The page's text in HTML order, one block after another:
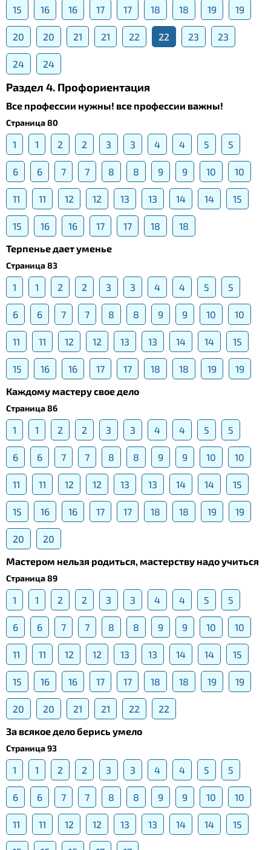
15 16 16 17 17 18 18 19 19
20 20 21 21 22 22 23 23
24 24
Раздел 4. Профориентация
Все профессии нужны! все профессии важны!
Страница 80
1 1 2 2 3 3 4 4 5 5
6 6 7 7 8 8 9 9 10 10
11 11 12 12 13 13 14 14 15
15 16 16 17 17 18
18
Терпенье дает уменье
Страница 83
1 1 2 2 3 3 4 4 5 5
6 6 7 7 8 8 9 9 10 10
11 11 12 12 13 13 14 14 15
15 16 16 17 17 18 18 19
19
Каждому мастеру свое дело
Страница 86
1 1 2 2 3 3 4 4 5 5
6 6 7 7 8 8 9 9 10 10
11 11 12 12 13 13 14 14 15
15 16 16 17 17 18 18 19 19
20
20
Мастером нельзя родиться, мастерству надо учиться
Страница 89
1 1 2 2 3 3 4 4 5 5
6 6 7 7 8 8 9 9 10 10
11 11 12 12 13 13 14 14 15
15 16 16 17 17 18 18 19 19
20 20 21 21 22
22
За всякое дело берись умело
Страница 93
1 1 2 2 3 3 4 4 5 5
6 6 7 7 8 8 9 9 10 10
11 11 12 12 13 13 14 14 15